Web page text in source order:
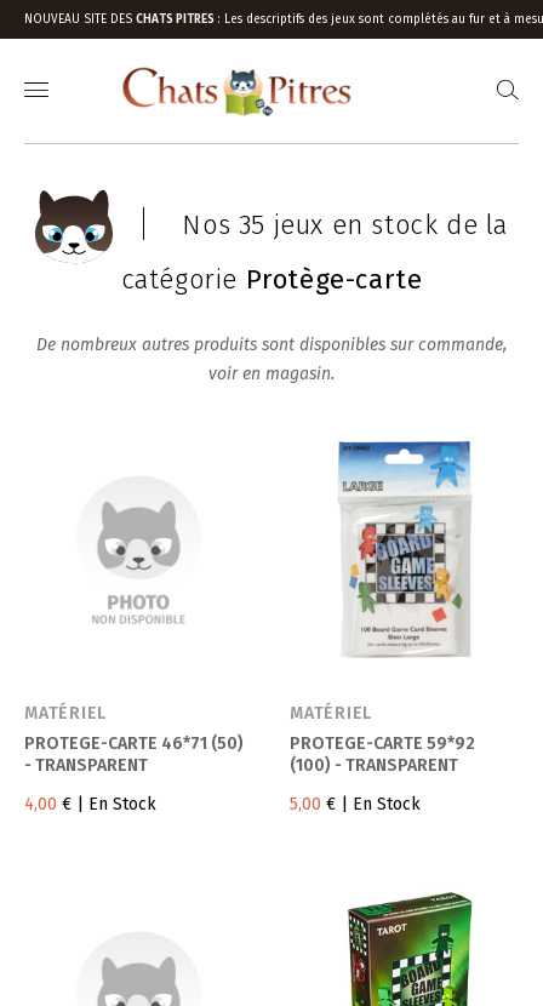
NOUVEAU SITE DES CHATS PITRES : Les descriptifs des jeux sont complétés au fur et à
Nos 35 jeux en stock de la
catégorie Protège-carte
De nombreux autres produits sont disponibles sur commande,
voir en magasin.
MATÉRIEL
PROTEGE-CARTE 46*71 (50)
- TRANSPARENT
4,00 € | En Stock
MATÉRIEL
PROTEGE-CARTE 59*92
(100) - TRANSPARENT
5,00 € | En Stock